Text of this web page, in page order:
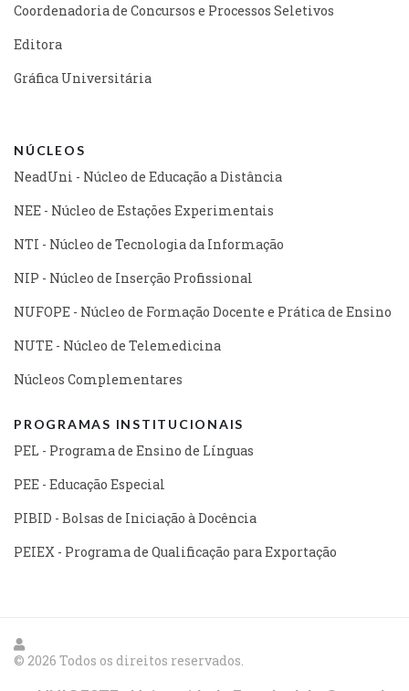
Coordenadoria de Concursos e Processos Seletivos
Editora
Gráfica Universitária
NÚCLEOS
NeadUni - Núcleo de Educação a Distância
NEE - Núcleo de Estações Experimentais
NTI - Núcleo de Tecnologia da Informação
NIP - Núcleo de Inserção Profissional
NUFOPE - Núcleo de Formação Docente e Prática de Ensino
NUTE - Núcleo de Telemedicina
Núcleos Complementares
PROGRAMAS INSTITUCIONAIS
PEL - Programa de Ensino de Línguas
PEE - Educação Especial
PIBID - Bolsas de Iniciação à Docência
PEIEX - Programa de Qualificação para Exportação
© 2026 Todos os direitos reservados.